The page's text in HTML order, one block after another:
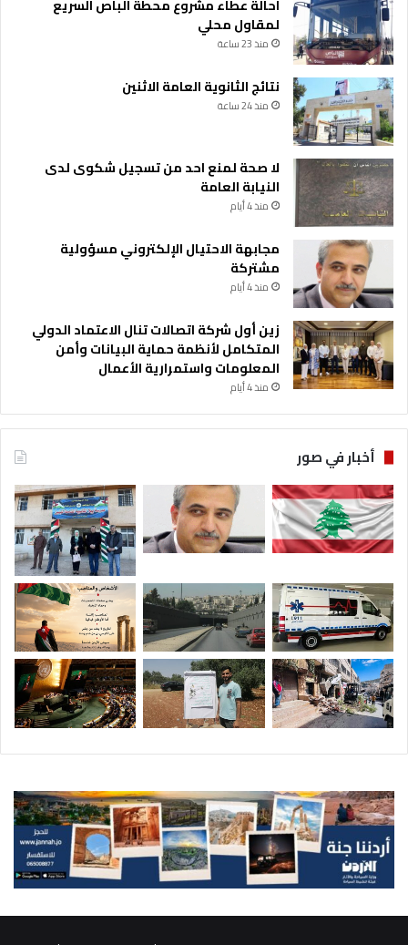
احالة عطاء مشروع محطة الباص السريع
لمقاول محلي
منذ 23 ساعة
نتائج الثانوية العامة الاثنين
منذ 24 ساعة
لا صحة لمنع احد من تسجيل شكوى لدى
النيابة العامة
منذ 4 أيام
مجابهة الاحتيال الإلكتروني مسؤولية
مشتركة
منذ 4 أيام
زين أول شركة اتصالات تنال الاعتماد الدولي
المتكامل لأنظمة حماية البيانات وأمن
المعلومات واستمرارية الأعمال
منذ 4 أيام
أخبار في صور